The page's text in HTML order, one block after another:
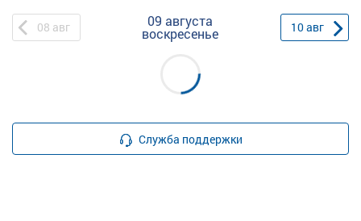
08 авг 09 августа
воскресенье 10авг
Служба поддержки